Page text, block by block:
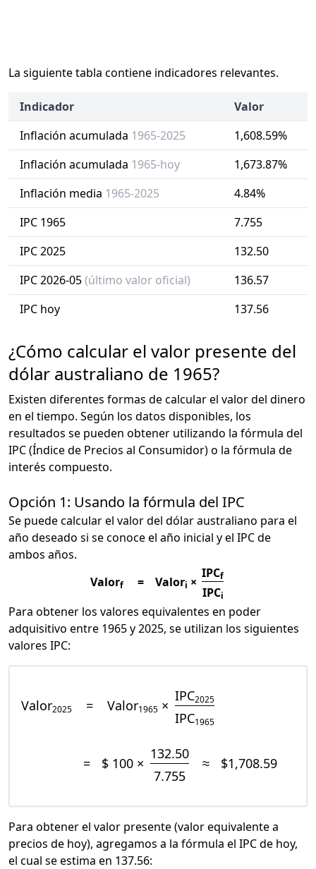
La siguiente tabla contiene indicadores relevantes.
Indicador
Valor
Inflación acumulada 1965-2025
1,608.59%
Inflación acumulada 1965-hoy
1,673.87%
Inflación media 1965-2025
4.84%
IPC 1965
7.755
IPC 2025
132.50
IPC 2026-05(último valor oficial)
136.57
IPC hoy
137.56
¿Cómo calcular el valor presente del
dólar australiano de 1965?
Existen diferentes formas de calcular el valor del dinero
en el tiempo. Según los datos disponibles, los
resultados se pueden obtener utilizando la fórmula del
IPC (Índice de Precios al Consumidor) o la fórmula de
interés compuesto.
Opción 1: Usando la fórmula del IPC
Se puede calcular el valor del dólar australiano para el
año deseado si se conoce el año inicial y el IPC de
ambos años.
Valorf = Valori ×
IPCf
IPCi
Para obtener los valores equivalentes en poder
adquisitivo entre 1965 y 2025, se utilizan los siguientes
valores IPC:
Valor2025 = Valor1965 ×
IPC2025
IPC1965
= $ 100 ×
132.50
7.755
≈ $1,708.59
Para obtener el valor presente (valor equivalente a
precios de hoy), agregamos a la fórmula el IPC de hoy,
el cual se estima en 137.56: